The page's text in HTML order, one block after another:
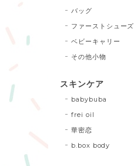
バッグ
ファーストシューズ
ベビーキャリー
その他小物
スキンケア
babybuba
frei oil
華密恋
b.box body